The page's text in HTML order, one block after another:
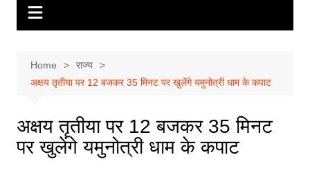
Home
राज्य
अक्षय तृतीया पर 12 बजकर 35 मिनट पर खुलेंगे यमुनोत्री धाम के कपाट
अक्षय तृतीया पर 12 बजकर 35 मिनट
पर खुलेंगे यमुनोत्री धाम के कपाट